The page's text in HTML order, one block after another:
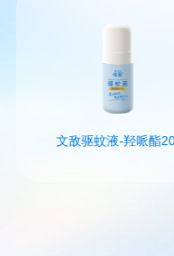
文敌驱蚊液-羟哌酯20%